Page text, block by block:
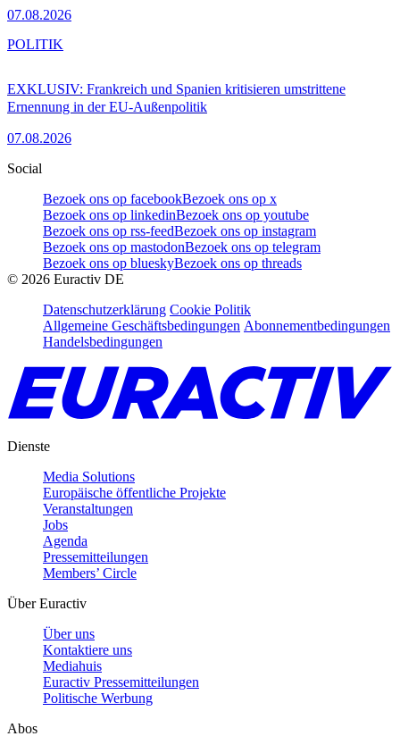
07.08.2026
EXKLUSIV: Frankreich und Spanien kritisieren umstrittene
Ernennung in der EU-Außenpolitik
07.08.2026
POLITIK
Social
Bezoek ons op facebookBezoek ons op x
Bezoek ons op linkedinBezoek ons op youtube
Bezoek ons op rss-feedBezoek ons op instagram
Bezoek ons op mastodonBezoek ons op telegram
Bezoek ons op blueskyBezoek ons op threads
© 2026 Euractiv DE
Datenschutzerklärung Cookie Politik
Allgemeine Geschäftsbedingungen Abonnementbedingungen
Handelsbedingungen
Dienste
Media Solutions
Europäische öffentliche Projekte
Veranstaltungen
Jobs
Agenda
Pressemitteilungen
Members’ Circle
Über Euractiv
Über uns
Kontaktiere uns
Mediahuis
Euractiv Pressemitteilungen
Politische Werbung
Abos